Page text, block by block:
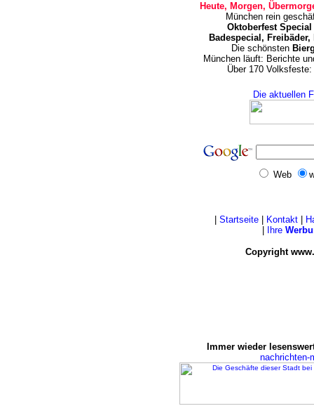
Heute, Morgen,
München rein
Oktoberfest Special
Badespecial,
Die schönsten
München läuft: Berichte
Über 170
Die aktuellen
Web
Startseite| Kontakt|
Ihre
Copyright
Immer wieder
nachrichten-